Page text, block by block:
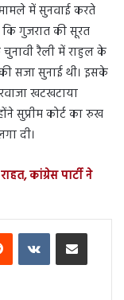
मामले में सुनवाई करते
गुजरात की सूरत
चुनावी रैली में राहुल के
सजा सुनाई थी। इसके
खटखटाया
सुप्रीम कोर्ट का रुख
दी।
कांग्रेस पार्टी ने
Reddit VKontakteShare via Email